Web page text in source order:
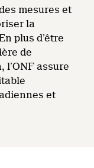
mesures et
la
plus d’être
de
assure
et